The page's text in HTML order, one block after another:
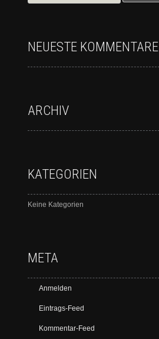
NEUESTE KOMMENTARE
ARCHIV
KATEGORIEN
Keine Kategorien
META
Anmelden
Eintrags-Feed
Kommentar-Feed